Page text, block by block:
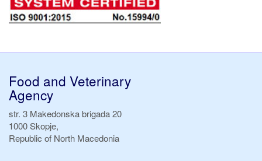
Food and Veterinary
Agency
str. 3 Makedonska brigada 20
1000 Skopje,
Republic of North Macedonia